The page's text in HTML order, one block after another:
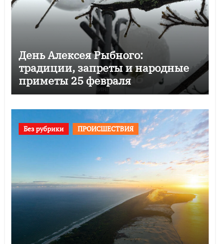
День Алексея Рыбного:
традиции, запреты и народные
приметы 25 февраля
Без рубрики ПРОИСШЕСТВИЯ